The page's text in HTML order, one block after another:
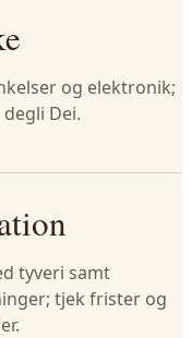
og elektronik;
Dei.
tyveri samt
tjek frister og